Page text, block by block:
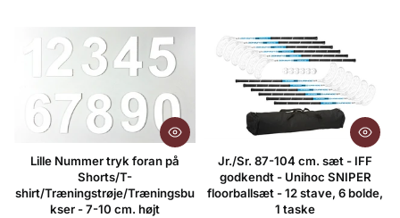
Lille Nummer tryk foran på
Shorts/T-
shirt/Træningstrøje/Træningsbu
kser - 7-10 cm. højt
Jr./Sr. 87-104 cm. sæt - IFF
godkendt - Unihoc SNIPER
floorballsæt - 12 stave, 6 bolde,
1 taske